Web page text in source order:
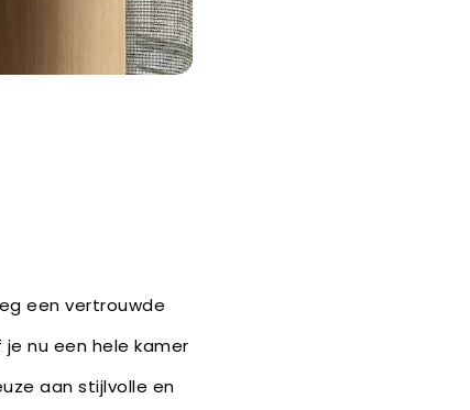
een vertrouwde
nu een hele kamer
aan stijlvolle en